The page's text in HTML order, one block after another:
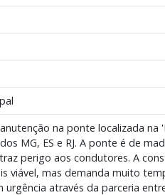
na ponte localizada na
MG, ES e RJ. A ponte é de
perigo aos condutores. A
viável, mas demanda muito
urgência através da parceria